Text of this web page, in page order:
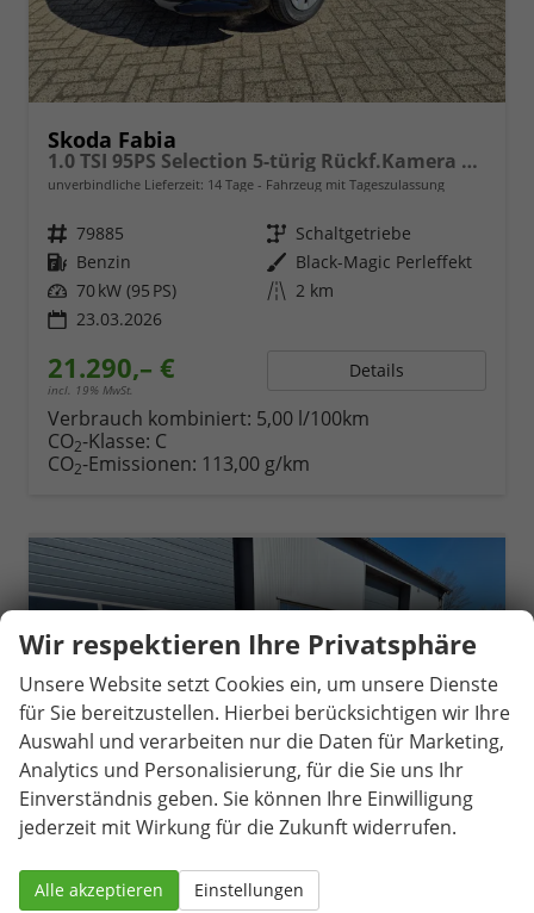
Skoda Fabia
1.0 TSI 95PS Selection 5-türig Rückf.Kamera Parksensoren Sitzheizung Multifunktionslenkrad Klima Skoda-Radio Bluetooth Touchscreen Tempomat Nebelsch. Apple CarPlay + Android Auto
unverbindliche Lieferzeit: 14 Tage Fahrzeug mit Tageszulassung
Fahrzeugnr. 79885 Getriebe Schaltgetriebe
Kraftstoff Benzin Außenfarbe Black-Magic Perleffekt
Leistung 70 kW (95 PS) Kilometerstand 2 km
23.03.2026
21.290,– €
incl. 19% MwSt.
Details
Verbrauch kombiniert: 5,00 l/100km
CO2-Klasse: C
CO2-Emissionen: 113,00 g/km
Wir respektieren Ihre Privatsphäre
Unsere Website setzt Cookies ein, um unsere Dienste
für Sie bereitzustellen. Hierbei berücksichtigen wir Ihre
Auswahl und verarbeiten nur die Daten für Marketing,
Analytics und Personalisierung, für die Sie uns Ihr
Einverständnis geben. Sie können Ihre Einwilligung
jederzeit mit Wirkung für die Zukunft widerrufen.
Alle akzeptieren Einstellungen